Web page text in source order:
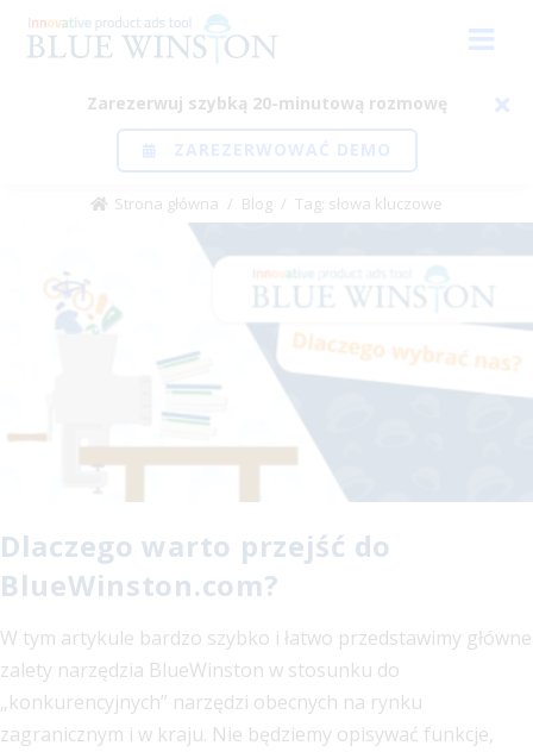
Zarezerwuj szybką 20-minutową rozmowę
ZAREZERWOWAĆ DEMO
Strona główna / Blog / Tag: słowa kluczowe
Dlaczego warto przejść do
BlueWinston.com?
W tym artykule bardzo szybko i łatwo przedstawimy główne
zalety narzędzia BlueWinston w stosunku do
„konkurencyjnych” narzędzi obecnych na rynku
zagranicznym i w kraju. Nie będziemy opisywać funkcje,